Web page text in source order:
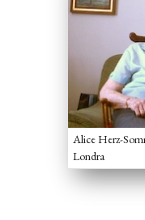
Alice Herz-
Londra